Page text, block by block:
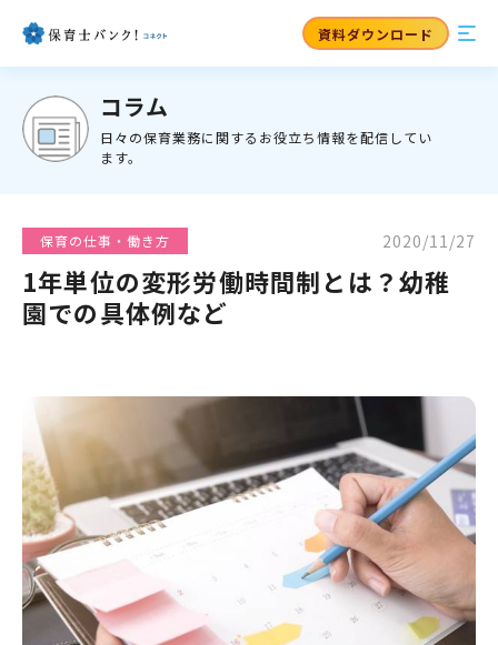
資料ダウンロード
コラム
日々の保育業務に関するお役立ち情報を配信してい
ます。
保育の仕事・働き方 2020/11/27
1年単位の変形労働時間制とは？幼稚
園での具体例など